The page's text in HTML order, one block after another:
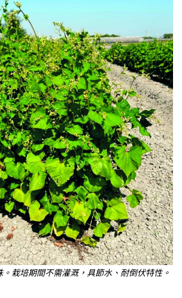
栽培期間不需灌溉，具節水、耐倒伏特性。